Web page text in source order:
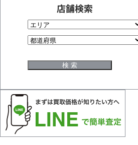
店舗検索